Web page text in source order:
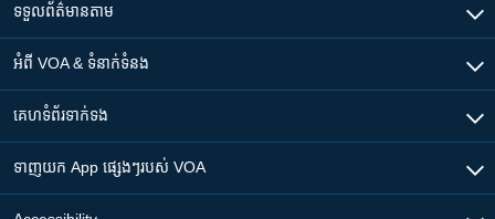
ទទួល​ព័ត៌មាន​តាម
អំពី​ VOA & ទំនាក់ទំនង
គេហទំព័រ​​ទាក់ទង
ទាញយក​ App ផ្សេងៗ​របស់​ VOA